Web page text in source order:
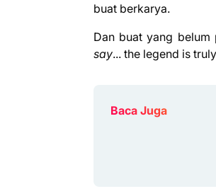
buat berkarya.
Dan buat yang belum
say... the legend is
Baca Juga